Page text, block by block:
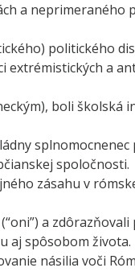
a neprimeraného
politického
a
boli školská
splnomocnenec
spoločnosti.
zásahu v
a
aj spôsobom života.
násilia voči